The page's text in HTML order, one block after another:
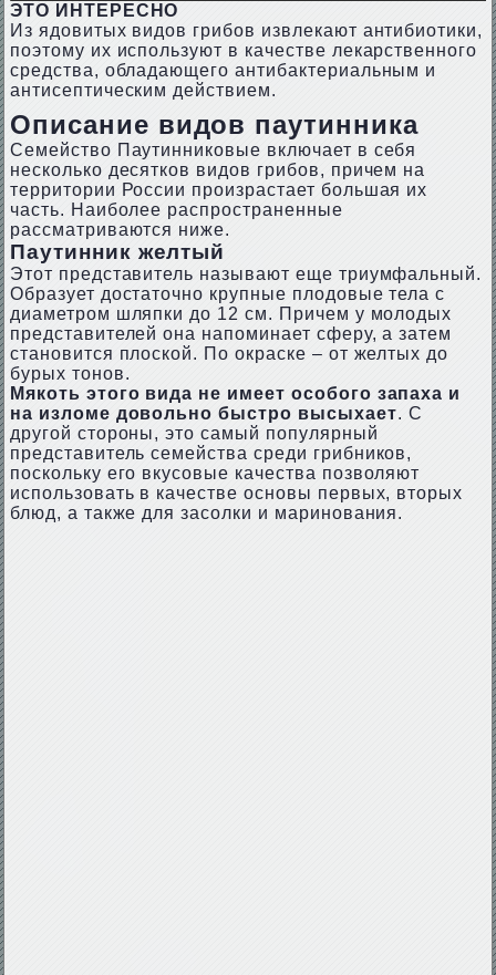
ЭТО ИНТЕРЕСНО
Из ядовитых видов грибов извлекают антибиотики,
поэтому их используют в качестве лекарственного
средства, обладающего антибактериальным и
антисептическим действием.
Описание видов паутинника
Семейство Паутинниковые включает в себя
несколько десятков видов грибов, причем на
территории России произрастает большая их
часть. Наиболее распространенные
рассматриваются ниже.
Паутинник желтый
Этот представитель называют еще триумфальный.
Образует достаточно крупные плодовые тела с
диаметром шляпки до 12 см. Причем у молодых
представителей она напоминает сферу, а затем
становится плоской. По окраске – от желтых до
бурых тонов.
Мякоть этого вида не имеет особого запаха и
на изломе довольно быстро высыхает. С
другой стороны, это самый популярный
представитель семейства среди грибников,
поскольку его вкусовые качества позволяют
использовать в качестве основы первых, вторых
блюд, а также для засолки и маринования.